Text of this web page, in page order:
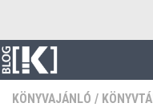
KÖNYVAJÁNLÓ /